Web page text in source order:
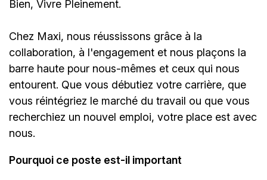
Bien, Vivre Pleinement.
Chez Maxi, nous réussissons grâce à la
collaboration, à l'engagement et nous plaçons la
barre haute pour nous-mêmes et ceux qui nous
entourent. Que vous débutiez votre carrière, que
vous réintégriez le marché du travail ou que vous
recherchiez un nouvel emploi, votre place est avec
nous.
Pourquoi ce poste est-il important